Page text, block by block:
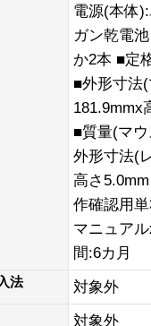
電源(本体
ガン乾電
か2本 ■定
■外形寸法
181.9mmx
■質量(マ
外形寸法(
高さ
作確認用
マニュア
間:6カ月
法 対象外
対象外